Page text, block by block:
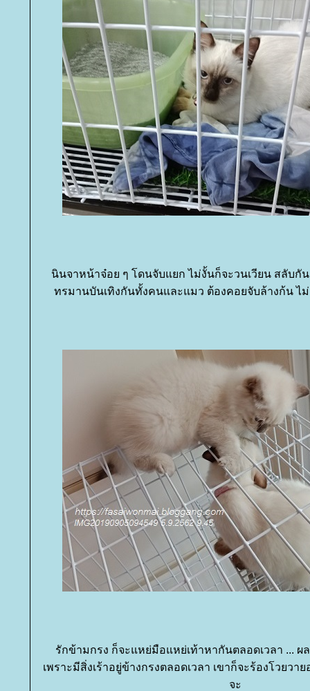
นินจาหน้าจ๋อย ๆ โดนจับแยก ไม่งั้นก็จะวนเวียน สลับกั
ทรมานบันเทิงกันทั้งคนและแมว ต้องคอยจับล้างก้น ไม่
รักข้ามกรง ก็จะแหย่มือแหย่เท้าหากันตลอดเวลา ...
เพราะมีสิ่งเร้าอยู่ข้างกรงตลอดเวลา เขาก็จะร้องโวยวา
จะ